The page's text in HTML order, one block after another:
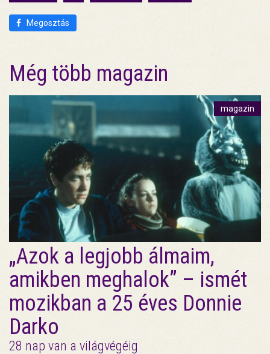
Megosztás
Még több magazin
magazin
„Azok a legjobb álmaim,
amikben meghalok” – ismét
mozikban a 25 éves Donnie
Darko
28 nap van a világvégéig